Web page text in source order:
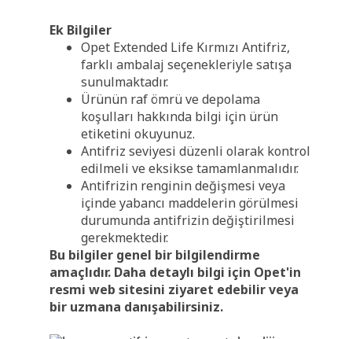
Ek Bilgiler
Opet Extended Life Kırmızı Antifriz,
farklı ambalaj seçenekleriyle satışa
sunulmaktadır.
Ürünün raf ömrü ve depolama
koşulları hakkında bilgi için ürün
etiketini okuyunuz.
Antifriz seviyesi düzenli olarak kontrol
edilmeli ve eksikse tamamlanmalıdır.
Antifrizin renginin değişmesi veya
içinde yabancı maddelerin görülmesi
durumunda antifrizin değiştirilmesi
gerekmektedir.
Bu bilgiler genel bir bilgilendirme
amaçlıdır. Daha detaylı bilgi için Opet'in
resmi web sitesini ziyaret edebilir veya
bir uzmana danışabilirsiniz.